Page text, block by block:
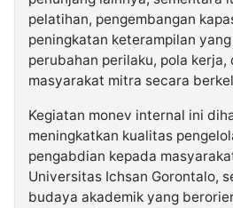
pelatihan, pengembangan
peningkatan keterampilan
perubahan perilaku, pola kerja,
masyarakat mitra secara
Kegiatan monev internal ini
meningkatkan kualitas
pengabdian kepada
Universitas Ichsan Gorontalo,
budaya akademik yang